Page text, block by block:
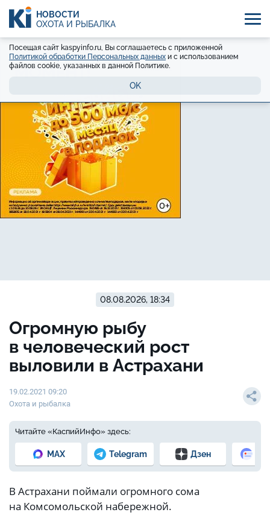
НОВОСТИ
ОХОТА И РЫБАЛКА
Посещая сайт kaspyinfo.ru, Вы соглашаетесь с приложенной
Политикой обработки Персональных данных и с использованием
файлов cookie, указанных в данной Политике.
OK
08.08.2026, 18:34
Огромную рыбу
в человеческий рост
выловили в Астрахани
19.02.2021 09:20
Охота и рыбалка
Читайте «КаспийИнфо» здесь:
MAX Telegram Дзен
В Астрахани поймали огромного сома
на Комсомольской набережной.